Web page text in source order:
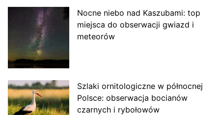
Nocne niebo nad Kaszubami: top
miejsca do obserwacji gwiazd i
meteorów
Szlaki ornitologiczne w północnej
Polsce: obserwacja bocianów
czarnych i rybołowów